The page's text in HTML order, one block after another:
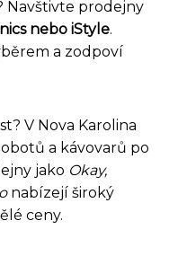
Navštivte prodejny
nebo iStyle.
a zodpoví
V Nova Karolina
a kávovarů po
jako Okay,
nabízejí široký
ceny.